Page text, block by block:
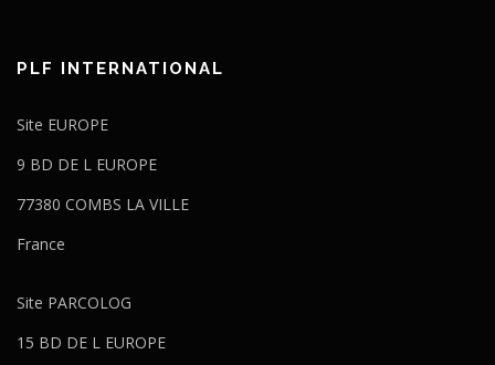
PLF INTERNATIONAL
Site EUROPE
9 BD DE L EUROPE
77380 COMBS LA VILLE
France
Site PARCOLOG
15 BD DE L EUROPE